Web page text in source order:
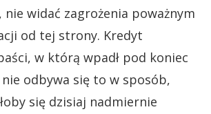
nie widać zagrożenia poważnym
od tej strony. Kredyt
w którą wpadł pod koniec
odbywa się to w sposób,
się dzisiaj nadmiernie